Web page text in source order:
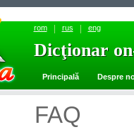
rom rus eng
Dicţionar
Dicţionar
Principală Despre
FAQ